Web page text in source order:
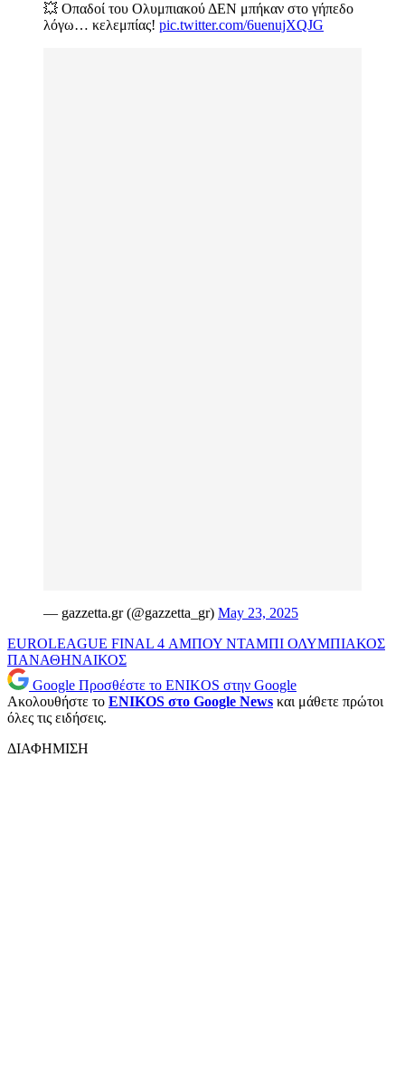
💥 Οπαδοί του Ολυμπιακού ΔΕΝ μπήκαν στο γήπεδο
λόγω… κελεμπίας! pic.twitter.com/6uenujXQJG
— gazzetta.gr (@gazzetta_gr) May 23, 2025
EUROLEAGUE FINAL 4 ΑΜΠΟΥ ΝΤΑΜΠΙ ΟΛΥΜΠΙΑΚΟΣ
ΠΑΝΑΘΗΝΑΙΚΟΣ
Google Προσθέστε το ENIKOS στην Google
Ακολουθήστε το ENIKOS στο Google News και μάθετε πρώτοι
όλες τις ειδήσεις.
ΔΙΑΦΗΜΙΣΗ